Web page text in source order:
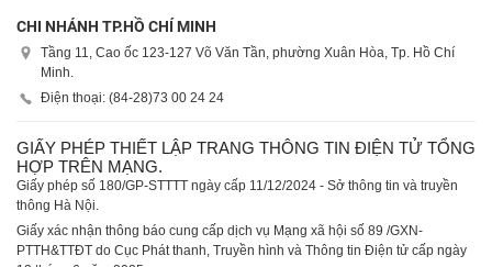
CHI NHÁNH TP.HỒ CHÍ MINH
Tầng 11, Cao ốc 123-127 Võ Văn Tần, phường Xuân Hòa, Tp. Hồ Chí
Minh.
Điện thoại: (84-28)73 00 24 24
GIẤY PHÉP THIẾT LẬP TRANG THÔNG TIN ĐIỆN TỬ TỔNG
HỢP TRÊN MẠNG.
Giấy phép số 180/GP-STTTT ngày cấp 11/12/2024 - Sở thông tin và truyền
thông Hà Nội.
Giấy xác nhận thông báo cung cấp dịch vụ Mạng xã hội số 89 /GXN-
PTTH&TTĐT do Cục Phát thanh, Truyền hình và Thông tin Điện tử cấp ngày